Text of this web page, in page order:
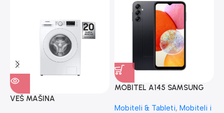
VEŠ MAŠINA
MOBITEL A145 SAMSUNG
Mobiteli & Tableti, Mobiteli i